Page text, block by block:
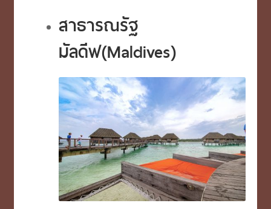
สาธารณรัฐ
มัลดีฟ(Maldives)